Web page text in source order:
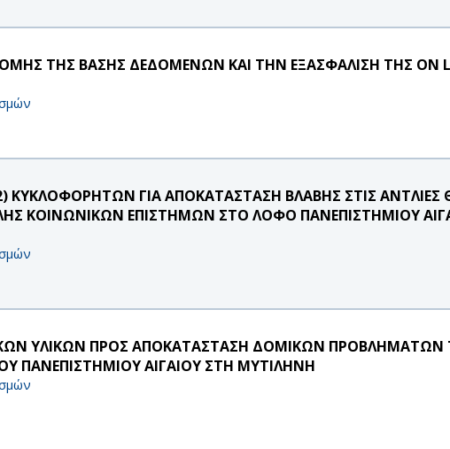
ΤΗΣ ΒΑΣΗΣ ΔΕΔΟΜΕΝΩΝ ΚΑΙ ΤΗΝ ΕΞΑΣΦΑΛΙΣΗ ΤΗΣ ON
ΚΥΚΛΟΦΟΡΗΤΩΝ ΓΙΑ ΑΠΟΚΑΤΑΣΤΑΣΗ ΒΛΑΒΗΣ ΣΤΙΣ
ΚΟΙΝΩΝΙΚΩΝ ΕΠΙΣΤΗΜΩΝ ΣΤΟ ΛΟΦΟ ΠΑΝΕΠΙΣΤΗΜΙΟΥ
ΥΛΙΚΩΝ ΠΡΟΣ ΑΠΟΚΑΤΑΣΤΑΣΗ ΔΟΜΙΚΩΝ ΠΡΟΒΛΗΜΑΤΩΝ
ΠΑΝΕΠΙΣΤΗΜΙΟΥ ΑΙΓΑΙΟΥ ΣΤΗ ΜΥΤΙΛΗΝΗ